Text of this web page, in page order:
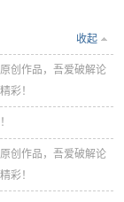
收起
创作品，吾爱破解论
彩！
创作品，吾爱破解论
彩！